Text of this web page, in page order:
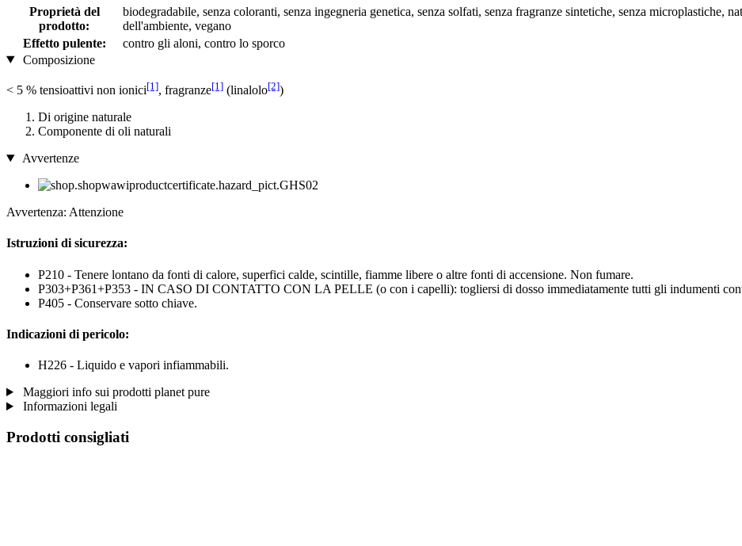
Proprietà del
prodotto:
biodegradabile, senza coloranti, senza ingegneria genetica, senza solfati, senza fragranze sintetiche, senza microplastiche,
dell'ambiente, vegano
Effetto pulente:
contro gli aloni, contro lo sporco
Composizione
< 5 % tensioattivi non ionici[1], fragranze[1] (linalolo[2])
Di origine naturale
Componente di oli naturali
Avvertenze
Avvertenza: Attenzione
Istruzioni di sicurezza:
P210 - Tenere lontano da fonti di calore, superfici calde, scintille, fiamme libere o altre fonti di accensione. Non fumare.
P303+P361+P353 - IN CASO DI CONTATTO CON LA PELLE (o con i capelli): togliersi di dosso immediatamente tutti gli indumenti
P405 - Conservare sotto chiave.
Indicazioni di pericolo:
H226 - Liquido e vapori infiammabili.
Maggiori info sui prodotti planet pure
Informazioni legali
Prodotti consigliati